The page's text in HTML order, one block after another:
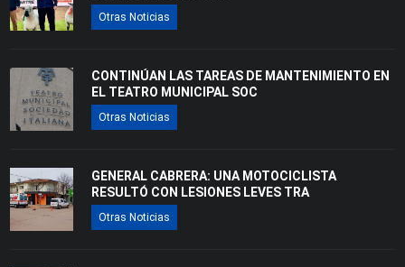
Otras Noticias
CONTINÚAN LAS TAREAS DE MANTENIMIENTO EN
EL TEATRO MUNICIPAL SOC
Otras Noticias
GENERAL CABRERA: UNA MOTOCICLISTA
RESULTÓ CON LESIONES LEVES TRA
Otras Noticias